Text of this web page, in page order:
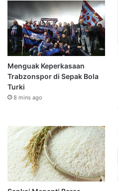
Menguak Keperkasaan
Trabzonspor di Sepak Bola
Turki
8 mins ago